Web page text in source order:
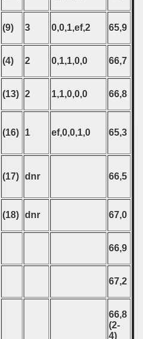
(9) 3 0,0,1,ef,2 65,9
(4) 2 0,1,1,0,0 66,7
(13) 2 1,1,0,0,0 66,8
(16) 1 ef,0,0,1,0 65,3
(17) dnr 66,5
(18) dnr 67,0
66,9
67,2
66,8
(2-
4)